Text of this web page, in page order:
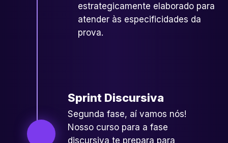
estrategicamente elaborado para
atender às especificidades da
prova.
Sprint Discursiva
Segunda fase, aí vamos nós!
Nosso curso para a fase
discursiva te prepara para